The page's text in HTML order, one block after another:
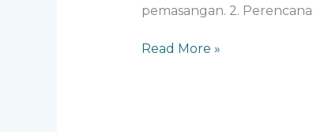
pemasangan. 2.
Read More »